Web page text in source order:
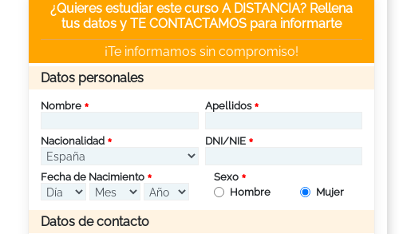
¿Quieres estudiar este curso A DISTANCIA? Rellena
tus datos y TE CONTACTAMOS para informarte
¡Te informamos sin compromiso!
Datos personales
Nombre Apellidos
Nacionalidad DNI/NIE
Fecha de Nacimiento
Sexo
Hombre
Mujer
Datos de contacto